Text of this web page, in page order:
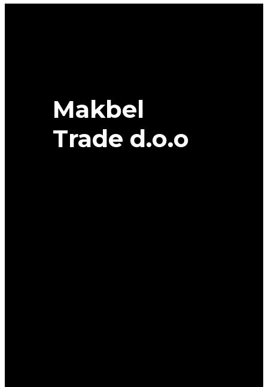
Makbel
Trade d.o.o